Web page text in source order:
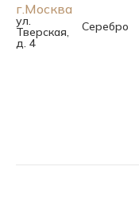
г.Москва
ул.
Тверская,
д. 4
Серебро